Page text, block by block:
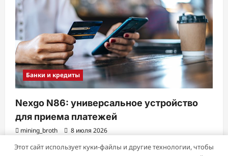
Банки и кредиты
Nexgo N86: универсальное устройство
для приема платежей
mining_broth 8 июля 2026
Этот сайт использует куки-файлы и другие технологии, чтобы